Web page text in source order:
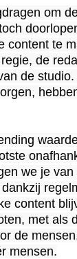
om
content te
de
de
we je
content
met als
de
mensen.